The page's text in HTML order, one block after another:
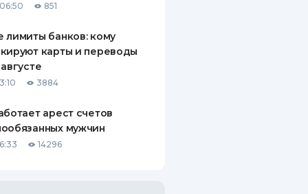
851
лимиты банков: кому
карты и переводы
3884
арест счетов
мужчин
14296